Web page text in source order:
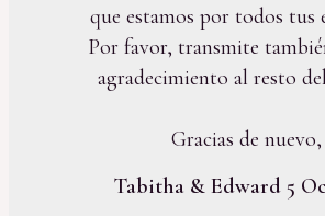
que estamos por todos tus
Por favor, transmite
agradecimiento al resto
Gracias de nuevo,
Tabitha & Edward 5